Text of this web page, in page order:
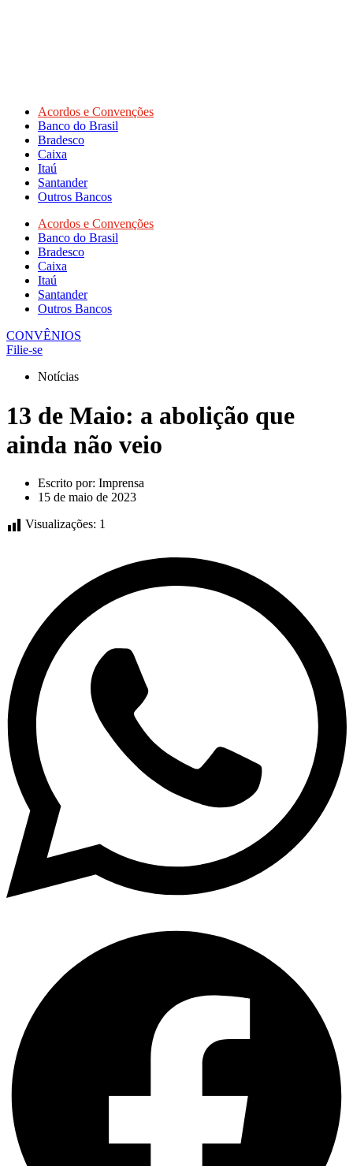
Acordos e Convenções
Banco do Brasil
Bradesco
Caixa
Itaú
Santander
Outros Bancos
Acordos e Convenções
Banco do Brasil
Bradesco
Caixa
Itaú
Santander
Outros Bancos
CONVÊNIOS
Filie-se
Notícias
13 de Maio: a abolição que
ainda não veio
Escrito por: Imprensa
15 de maio de 2023
Visualizações: 1